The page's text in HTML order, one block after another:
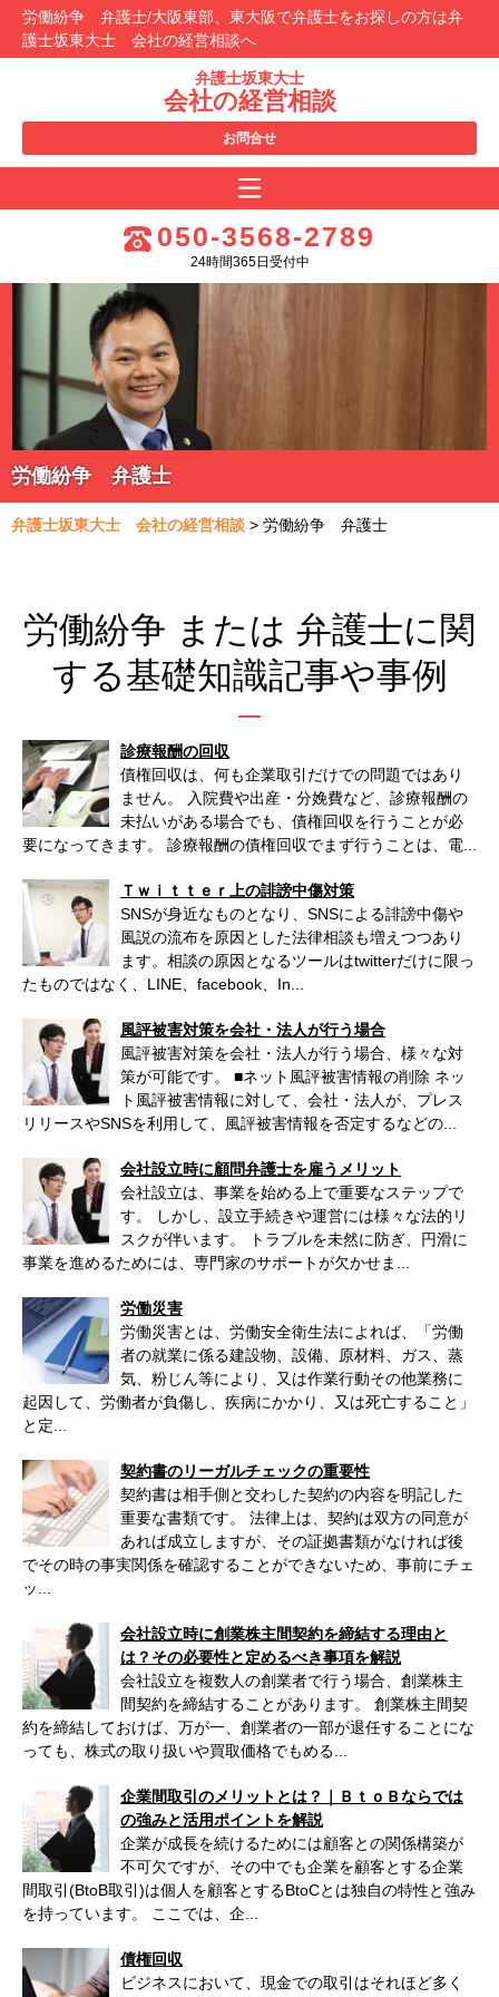
労働紛争 弁護士/大阪東部、東大阪で弁護士をお探しの方は弁
護士坂東大士 会社の経営相談へ
弁護士坂東大士
会社の経営相談
お問合せ
050-3568-2789
24時間365日受付中
労働紛争 弁護士
弁護士坂東大士 会社の経営相談 > 労働紛争 弁護士
労働紛争 または 弁護士に関
する基礎知識記事や事例
診療報酬の回収
債権回収は、何も企業取引だけでの問題ではあり
ません。 入院費や出産・分娩費など、診療報酬の
未払いがある場合でも、債権回収を行うことが必
要になってきます。 診療報酬の債権回収でまず行うことは、電...
Ｔｗｉｔｔｅｒ上の誹謗中傷対策
SNSが身近なものとなり、SNSによる誹謗中傷や
風説の流布を原因とした法律相談も増えつつあり
ます。相談の原因となるツールはtwitterだけに限っ
たものではなく、LINE、facebook、In...
風評被害対策を会社・法人が行う場合
風評被害対策を会社・法人が行う場合、様々な対
策が可能です。 ■ネット風評被害情報の削除 ネッ
ト風評被害情報に対して、会社・法人が、プレス
リリースやSNSを利用して、風評被害情報を否定するなどの...
会社設立時に顧問弁護士を雇うメリット
会社設立は、事業を始める上で重要なステップで
す。 しかし、設立手続きや運営には様々な法的リ
スクが伴います。 トラブルを未然に防ぎ、円滑に
事業を進めるためには、専門家のサポートが欠かせま...
労働災害
労働災害とは、労働安全衛生法によれば、「労働
者の就業に係る建設物、設備、原材料、ガス、蒸
気、粉じん等により、又は作業行動その他業務に
起因して、労働者が負傷し、疾病にかかり、又は死亡すること」
と定...
契約書のリーガルチェックの重要性
契約書は相手側と交わした契約の内容を明記した
重要な書類です。 法律上は、契約は双方の同意が
あれば成立しますが、その証拠書類がなければ後
でその時の事実関係を確認することができないため、事前にチェ
ッ...
会社設立時に創業株主間契約を締結する理由と
は？その必要性と定めるべき事項を解説
会社設立を複数人の創業者で行う場合、創業株主
間契約を締結することがあります。 創業株主間契
約を締結しておけば、万が一、創業者の一部が退任することにな
っても、株式の取り扱いや買取価格でもめる...
企業間取引のメリットとは？｜ＢｔｏＢならでは
の強みと活用ポイントを解説
企業が成長を続けるためには顧客との関係構築が
不可欠ですが、その中でも企業を顧客とする企業
間取引(BtoB取引)は個人を顧客とするBtoCとは独自の特性と強み
を持っています。 ここでは、企...
債権回収
ビジネスにおいて、現金での取引はそれほど多く